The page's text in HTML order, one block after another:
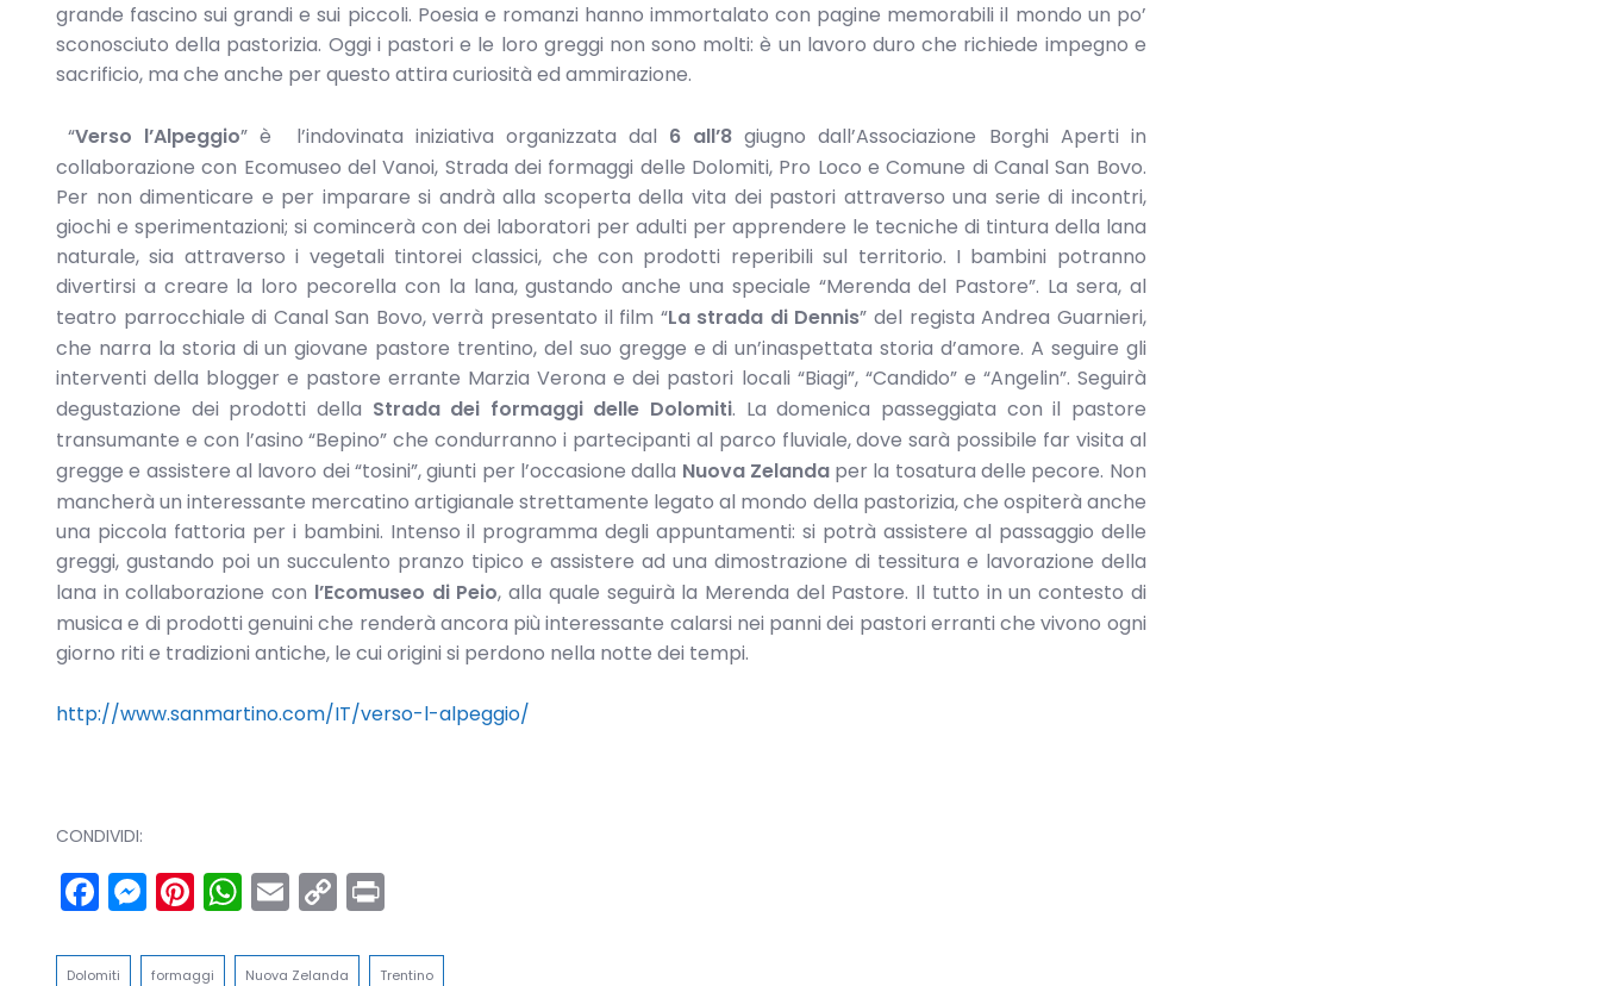
grande fascino sui grandi e sui piccoli. Poesia e romanzi hanno immortalato con pagine memorabili il mondo un po’
sconosciuto della pastorizia. Oggi i pastori e le loro greggi non sono molti: è un lavoro duro che richiede impegno e
sacrificio, ma che anche per questo attira curiosità ed ammirazione.
“Verso l’Alpeggio” è l’indovinata iniziativa organizzata dal 6 all’8 giugno dall’Associazione Borghi Aperti in
collaborazione con Ecomuseo del Vanoi, Strada dei formaggi delle Dolomiti, Pro Loco e Comune di Canal San Bovo.
Per non dimenticare e per imparare si andrà alla scoperta della vita dei pastori attraverso una serie di incontri,
giochi e sperimentazioni; si comincerà con dei laboratori per adulti per apprendere le tecniche di tintura della lana
naturale, sia attraverso i vegetali tintorei classici, che con prodotti reperibili sul territorio. I bambini potranno
divertirsi a creare la loro pecorella con la lana, gustando anche una speciale “Merenda del Pastore”. La sera, al
teatro parrocchiale di Canal San Bovo, verrà presentato il film “La strada di Dennis” del regista Andrea Guarnieri,
che narra la storia di un giovane pastore trentino, del suo gregge e di un’inaspettata storia d’amore. A seguire gli
interventi della blogger e pastore errante Marzia Verona e dei pastori locali “Biagi”, “Candido” e “Angelin”. Seguirà
degustazione dei prodotti della Strada dei formaggi delle Dolomiti. La domenica passeggiata con il pastore
transumante e con l’asino “Bepino” che condurranno i partecipanti al parco fluviale, dove sarà possibile far visita al
gregge e assistere al lavoro dei “tosini”, giunti per l’occasione dalla Nuova Zelandaper la tosatura delle pecore. Non
mancherà un interessante mercatino artigianale strettamente legato al mondo della pastorizia, che ospiterà anche
una piccola fattoria per i bambini. Intenso il programma degli appuntamenti: si potrà assistere al passaggio delle
greggi, gustando poi un succulento pranzo tipico e assistere ad una dimostrazione di tessitura e lavorazione della
lana in collaborazione con l’Ecomuseo di Peio, alla quale seguirà la Merenda del Pastore. Il tutto in un contesto di
musica e di prodotti genuini che renderà ancora più interessante calarsi nei panni dei pastori erranti che vivono ogni
giorno riti e tradizioni antiche, le cui origini si perdono nella notte dei tempi.
http://www.sanmartino.com/IT/verso-l-alpeggio/
CONDIVIDI:
Facebook
Messenger
Pinterest
WhatsApp
Email
Copy
Link
Dolomiti formaggi Nuova Zelanda Trentino